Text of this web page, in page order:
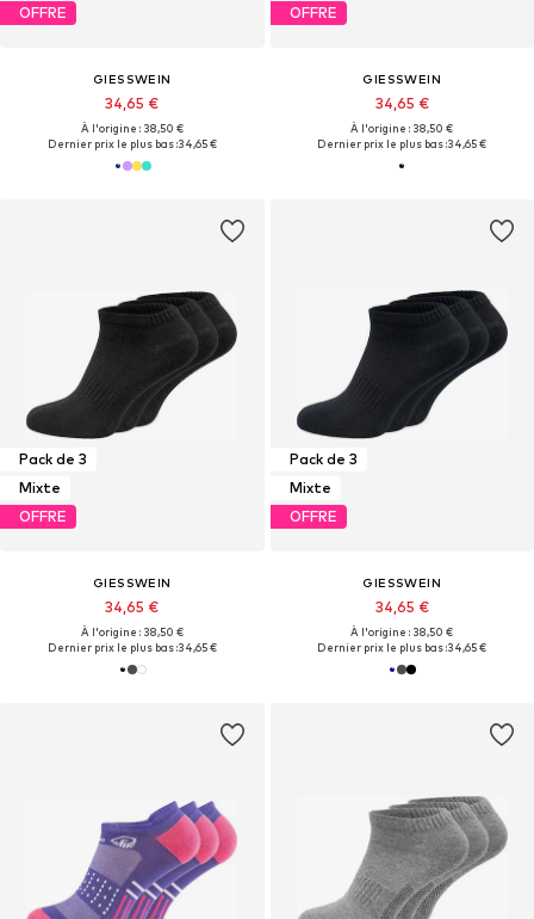
OFFRE
GIESSWEIN
34,65 €
À l'origine : 38,50 €
Dernier prix le plus bas :34,65 €
OFFRE
GIESSWEIN
34,65 €
À l'origine : 38,50 €
Dernier prix le plus bas :34,65 €
Pack de 3
Mixte
OFFRE
GIESSWEIN
34,65 €
À l'origine : 38,50 €
Dernier prix le plus bas :34,65 €
Pack de 3
Mixte
OFFRE
GIESSWEIN
34,65 €
À l'origine : 38,50 €
Dernier prix le plus bas :34,65 €